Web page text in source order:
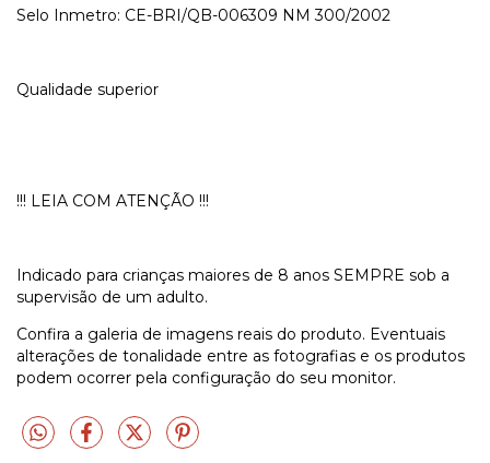
Selo Inmetro: CE-BRI/QB-006309 NM 300/2002
Qualidade superior
!!! LEIA COM ATENÇÃO !!!
Indicado para crianças maiores de 8 anos SEMPRE sob a
supervisão de um adulto.
Confira a galeria de imagens reais do produto. Eventuais
alterações de tonalidade entre as fotografias e os produtos
podem ocorrer pela configuração do seu monitor.